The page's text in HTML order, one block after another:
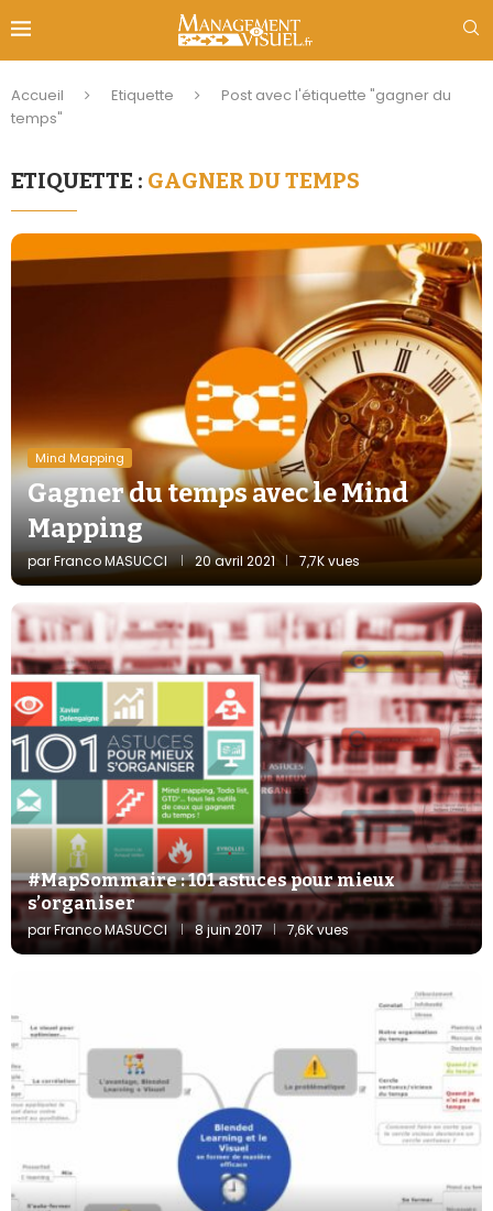
Accueil Etiquette
Post avec l'étiquette "gagner du
temps"
ETIQUETTE : GAGNER DU TEMPS
Mind Mapping
Gagner du temps avec le Mind
Mapping
parFranco MASUCCI 20 avril 2021 7,7K vues
#MapSommaire : 101 astuces pour mieux
s’organiser
parFranco MASUCCI 8 juin 2017 7,6K vues